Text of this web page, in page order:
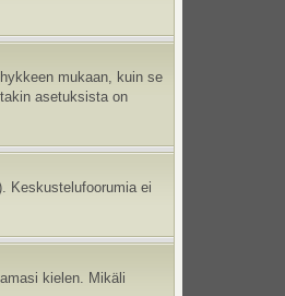
mukaan, kuin se
asetuksista on
Keskustelufoorumia ei
kielen. Mikäli